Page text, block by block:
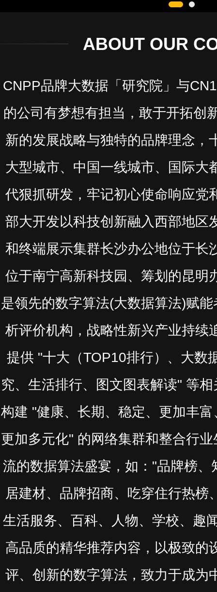
ABOUT OUR
CNPP品牌大数据「研究院」与
的公司有梦想有担当，敢于开拓创
新的发展战略与独特的品牌理念，
大型城市、中国一线城市、国际
代狠抓研发，牢记初心使命响应党
部大开发以科技创新融入西部地区
和终端展示集群长沙办公地位于长
位于南宁高新科技园、筹划的昆明
是领先的数字算法(大数据算法)赋
析评价机构，战略性新兴产业持续
提供 "十大（TOP10排行）、大数
究、生活排行、图文图表解读" 等
构建 "健康、长期、稳定、更加丰
更加多元化" 的网络集群和整合行
流的数据算法盛宴，如："品牌榜
居建材、品牌招商、吃穿住行热榜
生活服务、百科、人物、学校、趣
高品质的精华推荐内容，以极致的
评、创新的数字算法，致力于成为